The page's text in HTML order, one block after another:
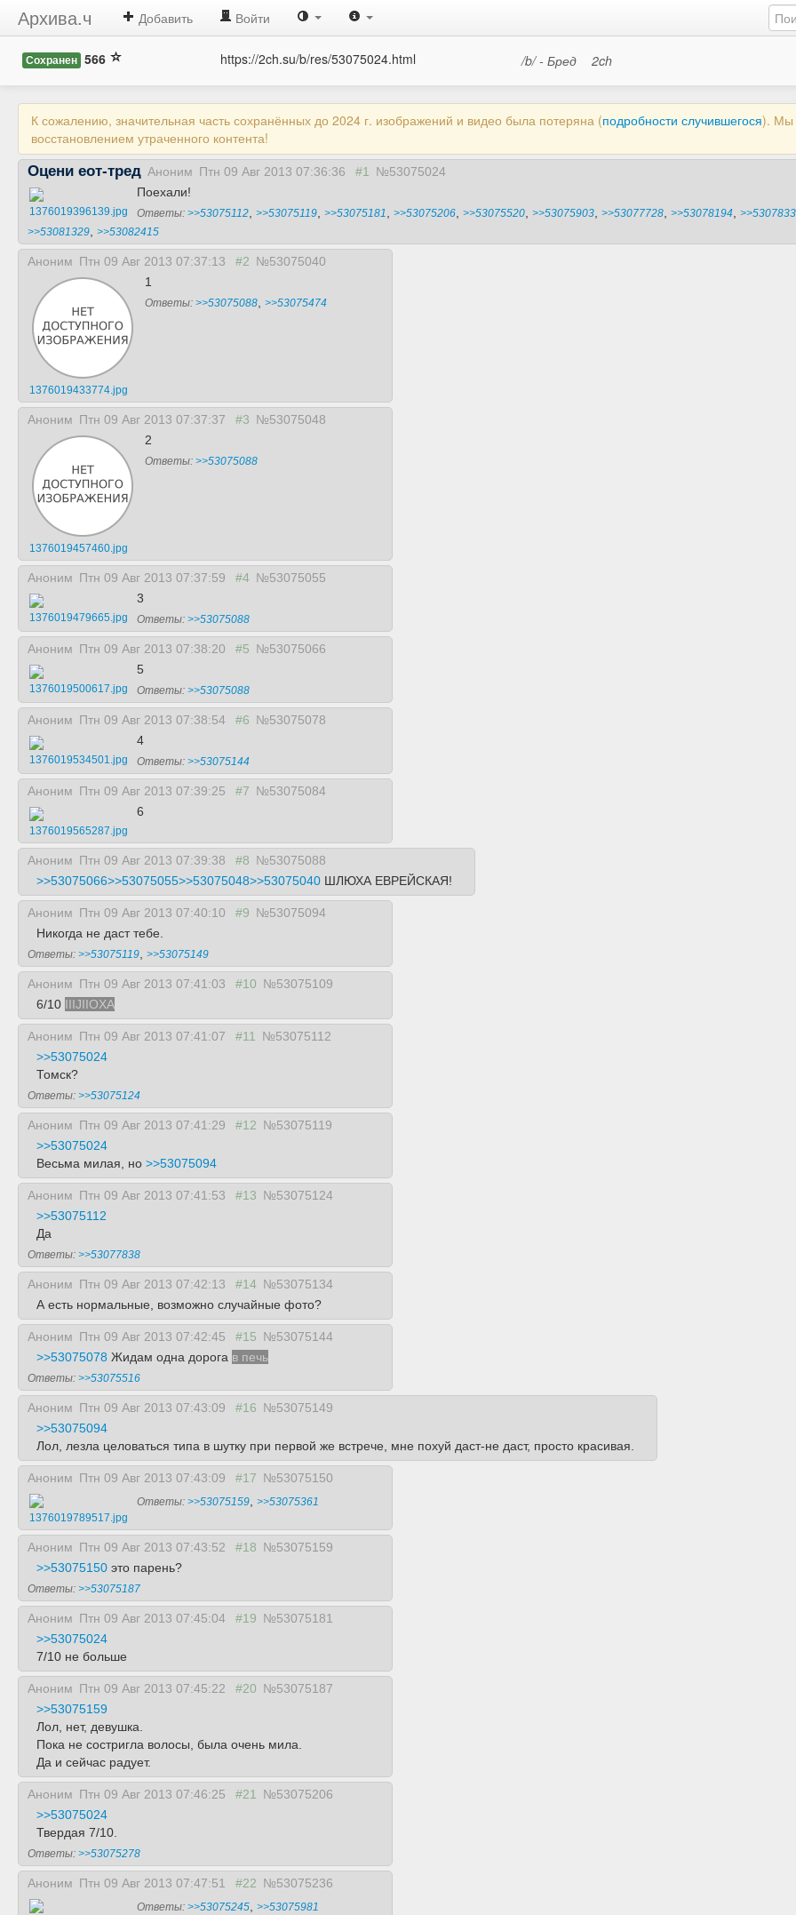
Архива.ч Добавить Войти
Сохранен 566 https://2ch.su/b/res/53075024.html /b/ - Бред 2ch
К сожалению, значительная часть сохранённых до 2024 г. изображений и видео была потеряна (подробности случившегося). Мы
восстановлением утраченного контента!
Оцени еот-тред Аноним Птн 09 Авг 2013 07:36:36 #1 №53075024
1376019396139.jpg
Поехали!
Ответы: >>53075112 >>53075119 >>53075181 >>53075206 >>53075520 >>53075903 >>53077728 >>53078194
>>53081329 >>53082415
Аноним Птн 09 Авг 2013 07:37:13 #2 №53075040
1376019433774.jpg
1
Ответы: >>53075088 >>53075474
Аноним Птн 09 Авг 2013 07:37:37 #3 №53075048
1376019457460.jpg
2
Ответы: >>53075088
Аноним Птн 09 Авг 2013 07:37:59 #4 №53075055
1376019479665.jpg
3
Ответы: >>53075088
Аноним Птн 09 Авг 2013 07:38:20 #5 №53075066
1376019500617.jpg
5
Ответы: >>53075088
Аноним Птн 09 Авг 2013 07:38:54 #6 №53075078
1376019534501.jpg
4
Ответы: >>53075144
Аноним Птн 09 Авг 2013 07:39:25 #7 №53075084
1376019565287.jpg
6
Аноним Птн 09 Авг 2013 07:39:38 #8 №53075088
>>53075066>>53075055>>53075048>>53075040 ШЛЮХА ЕВРЕЙСКАЯ!
Аноним Птн 09 Авг 2013 07:40:10 #9 №53075094
Никогда не даст тебе.
Ответы: >>53075119 >>53075149
Аноним Птн 09 Авг 2013 07:41:03 #10 №53075109
6/10 IIIJIIOXA
Аноним Птн 09 Авг 2013 07:41:07 #11
№53075112
>>53075024
Томск?
Ответы: >>53075124
Аноним Птн 09 Авг 2013 07:41:29 #12 №53075119
>>53075024
Весьма милая, но >>53075094
Аноним Птн 09 Авг 2013 07:41:53 #13 №53075124
>>53075112
Да
Ответы: >>53077838
Аноним Птн 09 Авг 2013 07:42:13 #14 №53075134
А есть нормальные, возможно случайные фото?
Аноним Птн 09 Авг 2013 07:42:45 #15 №53075144
>>53075078 Жидам одна дорога в печь
Ответы: >>53075516
Аноним Птн 09 Авг 2013 07:43:09 #16 №53075149
>>53075094
Лол, лезла целоваться типа в шутку при первой же встрече, мне похуй даст-не даст, просто красивая.
Аноним Птн 09 Авг 2013 07:43:09 #17 №53075150
1376019789517.jpg
Ответы: >>53075159 >>53075361
Аноним Птн 09 Авг 2013 07:43:52 #18 №53075159
>>53075150 это парень?
Ответы: >>53075187
Аноним Птн 09 Авг 2013 07:45:04 #19 №53075181
>>53075024
7/10 не больше
Аноним Птн 09 Авг 2013 07:45:22 #20 №53075187
>>53075159
Лол, нет, девушка.
Пока не состригла волосы, была очень мила.
Да и сейчас радует.
Аноним Птн 09 Авг 2013 07:46:25 #21
№53075206
>>53075024
Твердая 7/10.
Ответы: >>53075278
Аноним Птн 09 Авг 2013 07:47:51 #22 №53075236
Ответы: >>53075245 >>53075981